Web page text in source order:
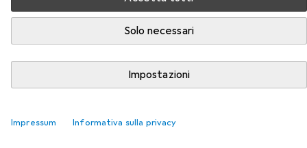
Solo necessari
Impostazioni
Impressum Informativa sulla privacy
Rilevanza
Elenco dei prodotti
Attrezzatura nuoto